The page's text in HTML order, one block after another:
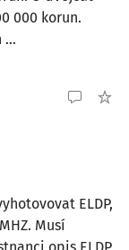
000 korun.
...
ELDP,
Musí